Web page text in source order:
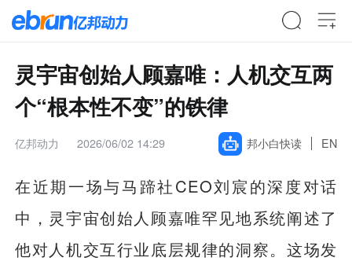
灵宇宙创始人顾嘉唯：人机交互两
个“根本性不变”的铁律
亿邦动力 2026/06/02 14:29 邦小白快读 EN
在近期一场与马蹄社CEO刘宸的深度对话
中，灵宇宙创始人顾嘉唯罕见地系统阐述了
他对人机交互行业底层规律的洞察。这场发